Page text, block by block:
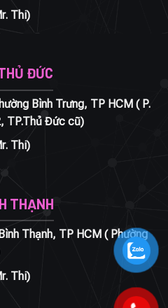
Thi)
ĐỨC
Bình Trưng, TP HCM ( P.
TP.Thủ Đức cũ)
Thi)
THẠNH
Thạnh, TP HCM ( Phường
Thi)